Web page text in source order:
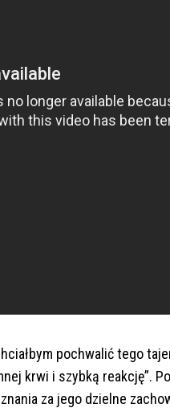
pochwalić tego
krwi i szybką reakcję”.
za jego dzielne